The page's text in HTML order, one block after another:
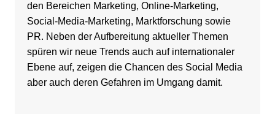
den Bereichen Marketing, Online-Marketing,
Social-Media-Marketing, Marktforschung sowie
PR. Neben der Aufbereitung aktueller Themen
spüren wir neue Trends auch auf internationaler
Ebene auf, zeigen die Chancen des Social Media
aber auch deren Gefahren im Umgang damit.